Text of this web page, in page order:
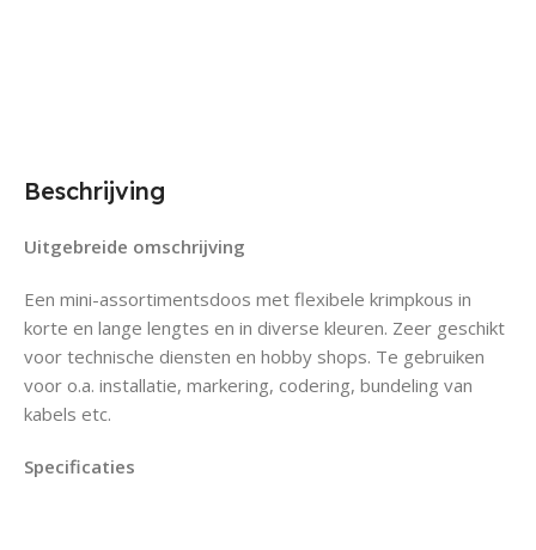
Beschrijving
Uitgebreide omschrijving
Een mini-assortimentsdoos met flexibele krimpkous in
korte en lange lengtes en in diverse kleuren. Zeer geschikt
voor technische diensten en hobby shops. Te gebruiken
voor o.a. installatie, markering, codering, bundeling van
kabels etc.
Specificaties